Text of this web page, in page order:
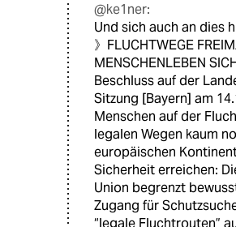
@ke1ner:
Und sich auch an dies
》FLUCHTWEGE
MENSCHENLEBEN
Beschluss auf der
Sitzung [Bayern] am
Menschen auf der
legalen Wegen kaum
europäischen
Sicherheit erreichen:
Union begrenzt
Zugang für
“legale Fluchtrouten”